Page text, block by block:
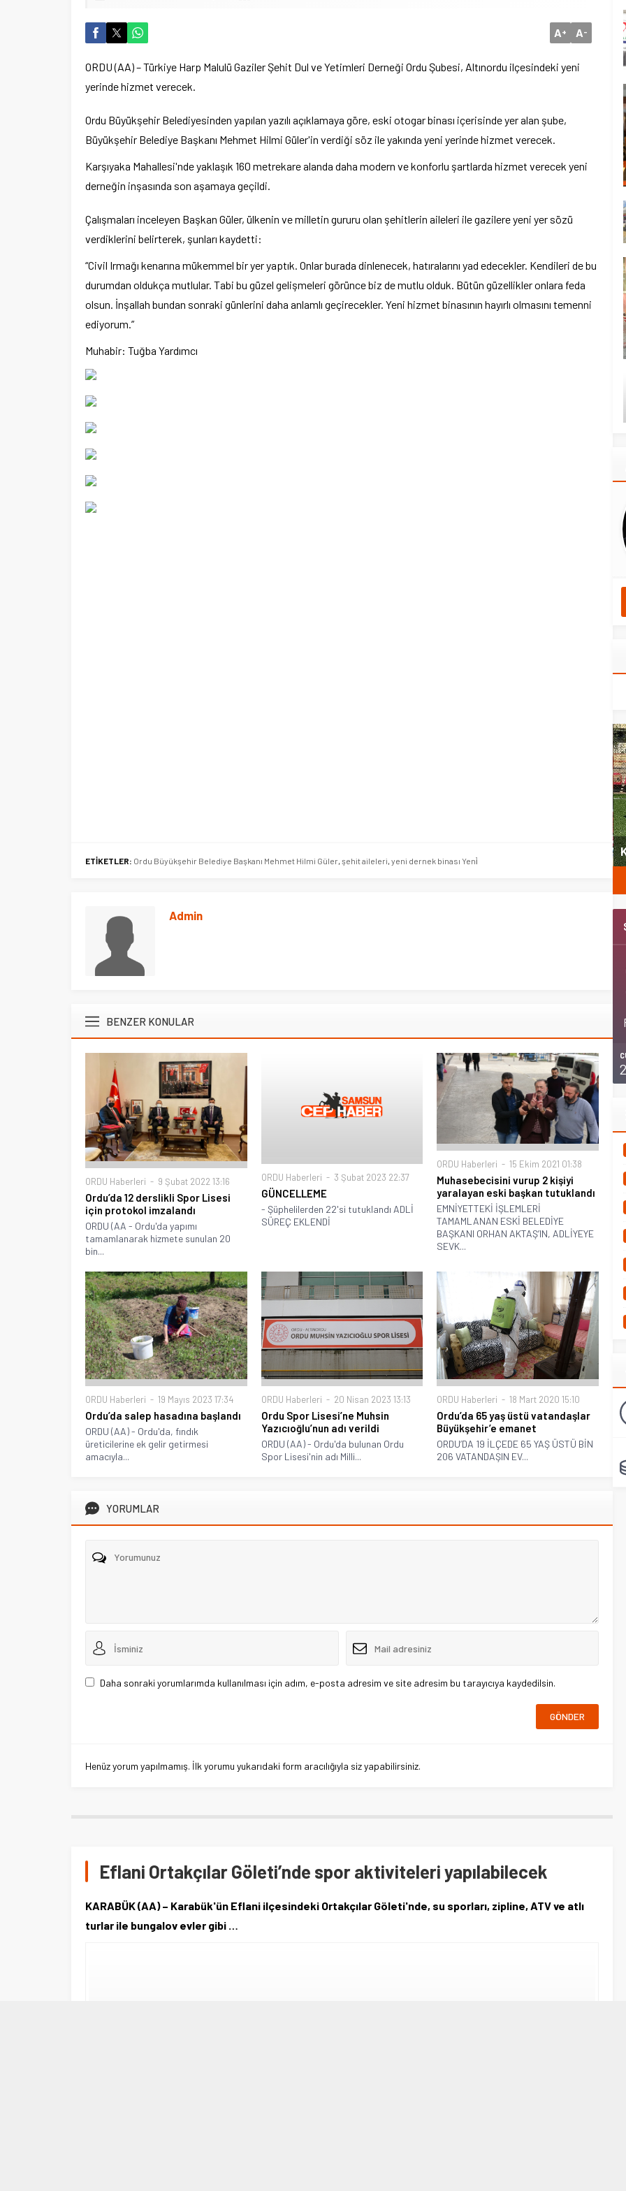
A+ A-
ORDU (AA) – Türkiye Harp Malulü Gaziler Şehit Dul ve Yetimleri Derneği Ordu Şubesi, Altınordu ilçesindeki yeni
yerinde hizmet verecek.
Ordu Büyükşehir Belediyesinden yapılan yazılı açıklamaya göre, eski otogar binası içerisinde yer alan şube,
Büyükşehir Belediye Başkanı Mehmet Hilmi Güler'in verdiği söz ile yakında yeni yerinde hizmet verecek.
Karşıyaka Mahallesi'nde yaklaşık 160 metrekare alanda daha modern ve konforlu şartlarda hizmet verecek yeni
derneğin inşasında son aşamaya geçildi.
Çalışmaları inceleyen Başkan Güler, ülkenin ve milletin gururu olan şehitlerin aileleri ile gazilere yeni yer sözü
verdiklerini belirterek, şunları kaydetti:
“Civil Irmağı kenarına mükemmel bir yer yaptık. Onlar burada dinlenecek, hatıralarını yad edecekler. Kendileri de bu
durumdan oldukça mutlular. Tabi bu güzel gelişmeleri görünce biz de mutlu olduk. Bütün güzellikler onlara feda
olsun. İnşallah bundan sonraki günlerini daha anlamlı geçirecekler. Yeni hizmet binasının hayırlı olmasını temenni
ediyorum.”
Muhabir: Tuğba Yardımcı
ETİKETLER: Ordu Büyükşehir Belediye Başkanı Mehmet Hilmi Güler, şehit aileleri, yeni dernek binası Yeni̇
Admin
BENZER KONULAR
ORDU Haberleri 9 Şubat 2022 13:16
Ordu’da 12 derslikli Spor Lisesi
için protokol imzalandı
ORDU (AA - Ordu'da yapımı
tamamlanarak hizmete sunulan 20
bin...
ORDU Haberleri 3 Şubat 2023 22:37
GÜNCELLEME
- Şüphelilerden 22'si tutuklandı ADLİ
SÜREÇ EKLENDİ
ORDU Haberleri 15 Ekim 2021 01:38
Muhasebecisini vurup 2 kişiyi
yaralayan eski başkan tutuklandı
EMNİYETTEKİ İŞLEMLERİ
TAMAMLANAN ESKİ BELEDİYE
BAŞKANI ORHAN AKTAŞ’IN, ADLİYEYE
SEVK...
ORDU Haberleri 19 Mayıs 2023 17:34
Ordu’da salep hasadına başlandı
ORDU (AA) - Ordu'da, fındık
üreticilerine ek gelir getirmesi
amacıyla...
ORDU Haberleri 20 Nisan 2023 13:13
Ordu Spor Lisesi’ne Muhsin
Yazıcıoğlu’nun adı verildi
ORDU (AA) - Ordu'da bulunan Ordu
Spor Lisesi'nin adı Milli...
ORDU Haberleri 18 Mart 2020 15:10
Ordu’da 65 yaş üstü vatandaşlar
Büyükşehir’e emanet
ORDU’DA 19 İLÇEDE 65 YAŞ ÜSTÜ BİN
206 VATANDAŞIN EV...
YORUMLAR
Daha sonraki yorumlarımda kullanılması için adım, e-posta adresim ve site adresim bu tarayıcıya kaydedilsin.
Henüz yorum yapılmamış. İlk yorumu yukarıdaki form aracılığıyla siz yapabilirsiniz.
Eflani Ortakçılar Göleti’nde spor aktiviteleri yapılabilecek
KARABÜK (AA) – Karabük'ün Eflani ilçesindeki Ortakçılar Göleti'nde, su sporları, zipline, ATV ve atlı
turlar ile bungalov evler gibi …